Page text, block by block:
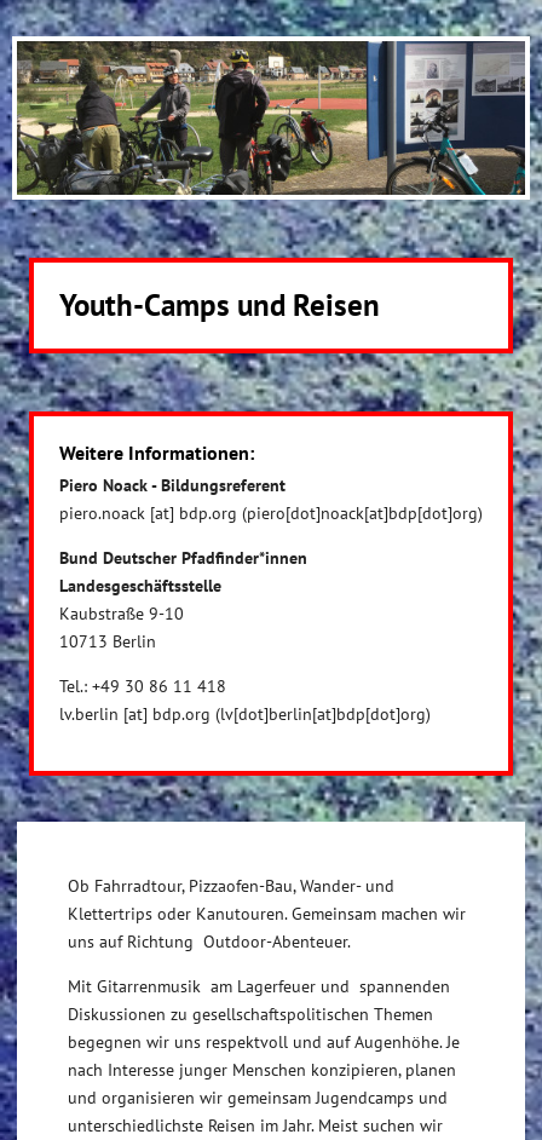
Youth-Camps und Reisen
Weitere Informationen:
Piero Noack - Bildungsreferent
piero.noack [at] bdp.org (piero[dot]noack[at]bdp[dot]org)
Bund Deutscher Pfadfinder*innen
Landesgeschäftsstelle
Kaubstraße 9-10
10713 Berlin
Tel.: +49 30 86 11 418
lv.berlin [at] bdp.org (lv[dot]berlin[at]bdp[dot]org)
Ob Fahrradtour, Pizzaofen-Bau, Wander- und
Klettertrips oder Kanutouren. Gemeinsam machen wir
uns auf Richtung Outdoor-Abenteuer.
Mit Gitarrenmusik am Lagerfeuer und spannenden
Diskussionen zu gesellschaftspolitischen Themen
begegnen wir uns respektvoll und auf Augenhöhe. Je
nach Interesse junger Menschen konzipieren, planen
und organisieren wir gemeinsam Jugendcamps und
unterschiedlichste Reisen im Jahr. Meist suchen wir